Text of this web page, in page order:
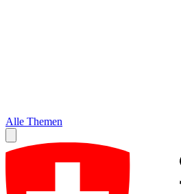
Alle Themen